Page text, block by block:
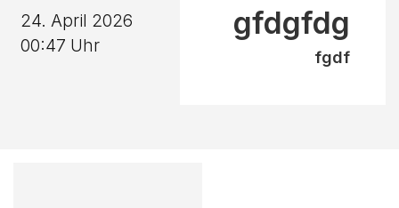
24. April 2026
00:47 Uhr
gfdgfdg
fgdf